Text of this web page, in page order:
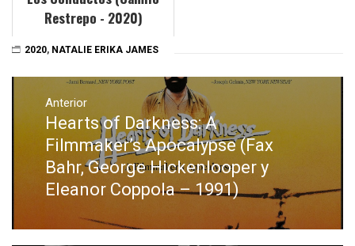
Restrepo - 2020)
2020, NATALIE ERIKA JAMES
Navegación
de
entradas
Anterior
Entrada
anterior:
Hearts of Darkness: A
Filmmaker’s Apocalypse (Fax
Bahr, George Hickenlooper y
Eleanor Coppola – 1991)